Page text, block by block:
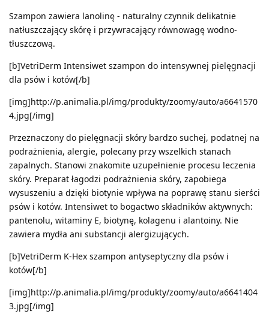
Szampon zawiera lanolinę - naturalny czynnik delikatnie
natłuszczający skórę i przywracający równowagę wodno-
tłuszczową.
[b]VetriDerm Intensiwet szampon do intensywnej pielęgnacji
dla psów i kotów[/b]
[img]http://p.animalia.pl/img/produkty/zoomy/auto/a6641570
4.jpg[/img]
Przeznaczony do pielęgnacji skóry bardzo suchej, podatnej na
podrażnienia, alergie, polecany przy wszelkich stanach
zapalnych. Stanowi znakomite uzupełnienie procesu leczenia
skóry. Preparat łagodzi podrażnienia skóry, zapobiega
wysuszeniu a dzięki biotynie wpływa na poprawę stanu sierści
psów i kotów. Intensiwet to bogactwo składników aktywnych:
pantenolu, witaminy E, biotynę, kolagenu i alantoiny. Nie
zawiera mydła ani substancji alergizujących.
[b]VetriDerm K-Hex szampon antyseptyczny dla psów i
kotów[/b]
[img]http://p.animalia.pl/img/produkty/zoomy/auto/a6641404
3.jpg[/img]